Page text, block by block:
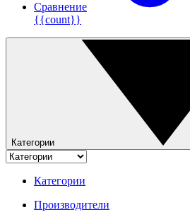
Сравнение
{{count}}
Категории
Категории
Производители